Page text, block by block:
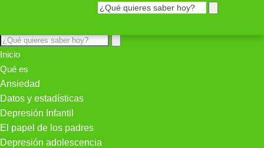
Inicio
Qué es
Ansiedad
Datos y estadísticas
Depresión Infantil
El papel de los padres
Depresión adolescencia